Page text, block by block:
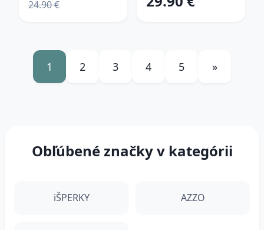
24.90 €
1 2 3 4 5 »
Obľúbené značky v kategórii
iŠPERKY AZZO